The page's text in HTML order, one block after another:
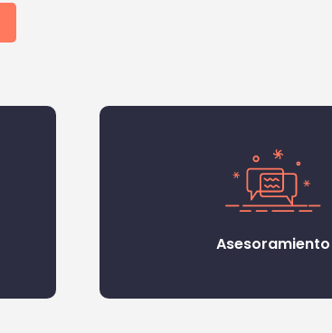
Asesoramiento